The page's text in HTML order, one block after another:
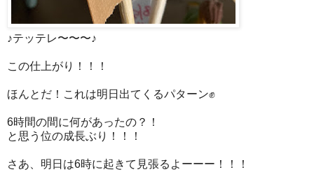
♪テッテレ〜〜〜♪
この仕上がり！！！
ほんとだ！これは明日出てくるパターン✊
6時間の間に何があったの？！
と思う位の成長ぶり！！！
さあ、明日は6時に起きて見張るよーーー！！！